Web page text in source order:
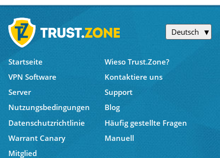
Deutsch
Startseite
Wieso Trust.Zone?
VPN Software
Kontaktiere uns
Server
Support
Nutzungsbedingungen
Blog
Datenschutzrichtlinie
Häufig gestellte Fragen
Warrant Canary
Manuell
Mitglied